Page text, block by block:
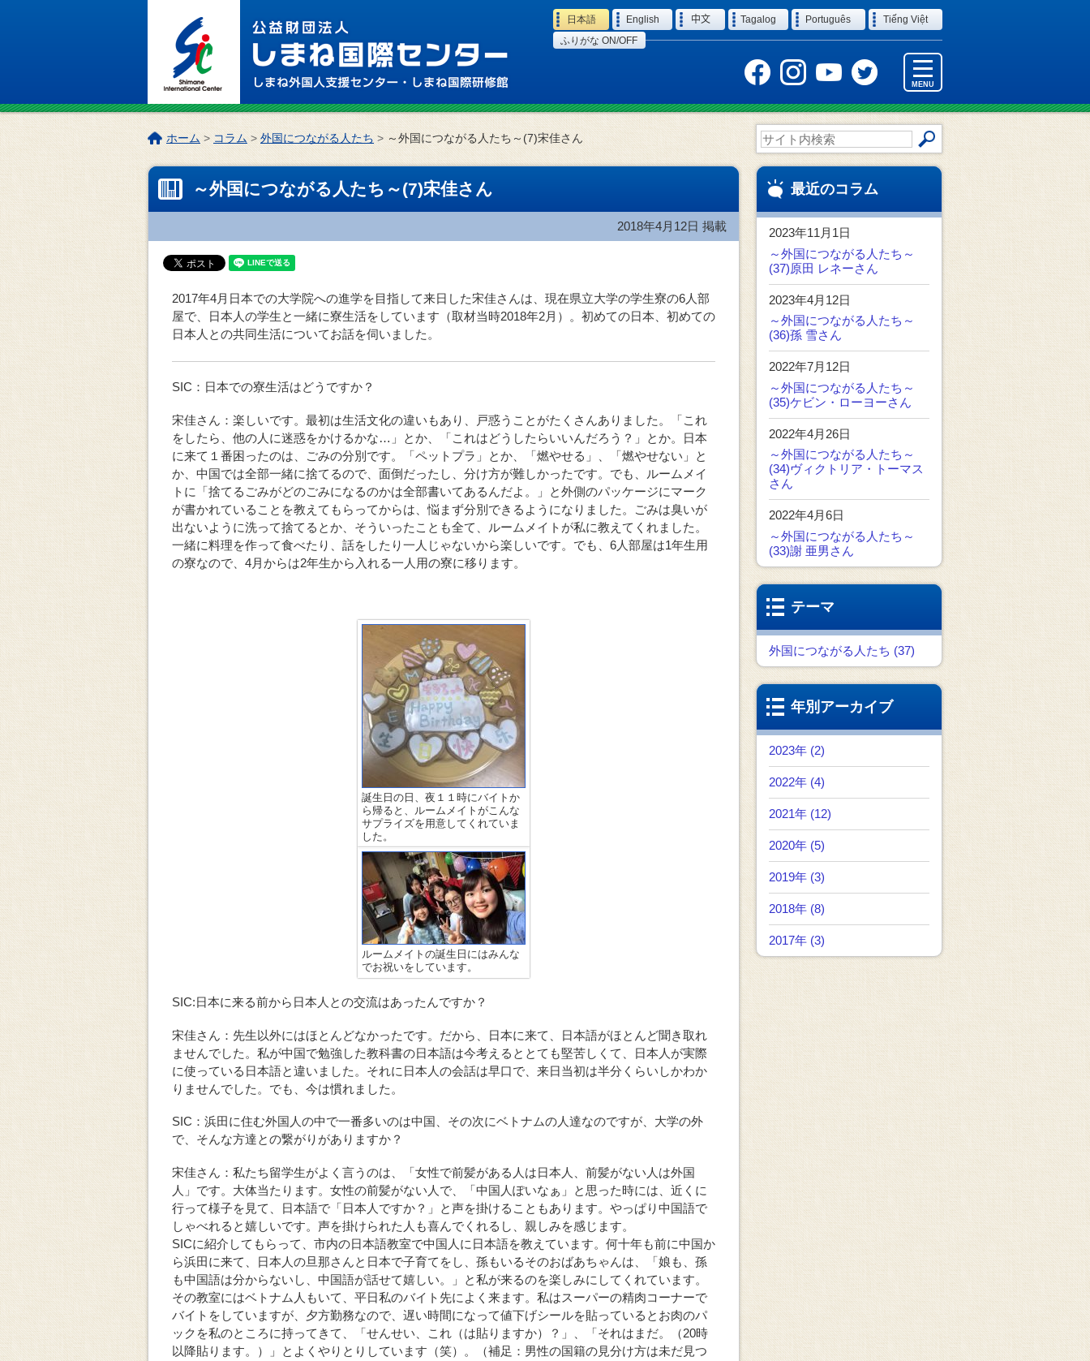
Language
日本語 English 中文 Tagalog Português
Tiếng Việt
ふりがな ON/OFF
MENU
サ
イ
ト
内
こ
ペ
位
ホーム > コラム > 外国につながる人たち >～外国につながる人たち～(7)宋佳さん
～外国につながる人たち～(7)宋佳さん
2018年4月12日 掲載
2017年4月日本での大学院への進学を目指して来日した宋佳さんは、現在県立大学の学生寮の6人部
屋で、日本人の学生と一緒に寮生活をしています（取材当時2018年2月）。初めての日本、初めての
日本人との共同生活についてお話を伺いました。
SIC：日本での寮生活はどうですか？
宋佳さん：楽しいです。最初は生活文化の違いもあり、戸惑うことがたくさんありました。「これ
をしたら、他の人に迷惑をかけるかな…」とか、「これはどうしたらいいんだろう？」とか。日本
に来て１番困ったのは、ごみの分別です。「ペットプラ」とか、「燃やせる」、「燃やせない」と
か、中国では全部一緒に捨てるので、面倒だったし、分け方が難しかったです。でも、ルームメイ
トに「捨てるごみがどのごみになるのかは全部書いてあるんだよ。」と外側のパッケージにマーク
が書かれていることを教えてもらってからは、悩まず分別できるようになりました。ごみは臭いが
出ないように洗って捨てるとか、そういったことも全て、ルームメイトが私に教えてくれました。
一緒に料理を作って食べたり、話をしたり一人じゃないから楽しいです。でも、6人部屋は1年生用
の寮なので、4月からは2年生から入れる一人用の寮に移ります。
誕生日の日、夜１１時にバイトか
ら帰ると、ルームメイトがこんな
サプライズを用意してくれていま
した。
ルームメイトの誕生日にはみんな
でお祝いをしています。
SIC:日本に来る前から日本人との交流はあったんですか？
宋佳さん：先生以外にはほとんどなかったです。だから、日本に来て、日本語がほとんど聞き取れ
ませんでした。私が中国で勉強した教科書の日本語は今考えるととても堅苦しくて、日本人が実際
に使っている日本語と違いました。それに日本人の会話は早口で、来日当初は半分くらいしかわか
りませんでした。でも、今は慣れました。
SIC：浜田に住む外国人の中で一番多いのは中国、その次にベトナムの人達なのですが、大学の外
で、そんな方達との繋がりがありますか？
宋佳さん：私たち留学生がよく言うのは、「女性で前髪がある人は日本人、前髪がない人は外国
人」です。大体当たります。女性の前髪がない人で、「中国人ぽいなぁ」と思った時には、近くに
行って様子を見て、日本語で「日本人ですか？」と声を掛けることもあります。やっぱり中国語で
しゃべれると嬉しいです。声を掛けられた人も喜んでくれるし、親しみを感じます。
SICに紹介してもらって、市内の日本語教室で中国人に日本語を教えています。何十年も前に中国か
ら浜田に来て、日本人の旦那さんと日本で子育てをし、孫もいるそのおばあちゃんは、「娘も、孫
も中国語は分からないし、中国語が話せて嬉しい。」と私が来るのを楽しみにしてくれています。
その教室にはベトナム人もいて、平日私のバイト先によく来ます。私はスーパーの精肉コーナーで
バイトをしていますが、夕方勤務なので、遅い時間になって値下げシールを貼っているとお肉のパ
ックを私のところに持ってきて、「せんせい、これ（は貼りますか）？」、「それはまだ。（20時
以降貼ります。）」とよくやりとりしています（笑）。（補足：男性の国籍の見分け方は未だ見つ
最近のコラム
2023年11月1日
～外国につながる人たち～
(37)原田 レネーさん
2023年4月12日
～外国につながる人たち～
(36)孫 雪さん
2022年7月12日
～外国につながる人たち～
(35)ケビン・ローヨーさん
2022年4月26日
～外国につながる人たち～
(34)ヴィクトリア・トーマス
さん
2022年4月6日
～外国につながる人たち～
(33)謝 亜男さん
テーマ
外国につながる人たち (37)
年別アーカイブ
2023年 (2)
2022年 (4)
2021年 (12)
2020年 (5)
2019年 (3)
2018年 (8)
2017年 (3)